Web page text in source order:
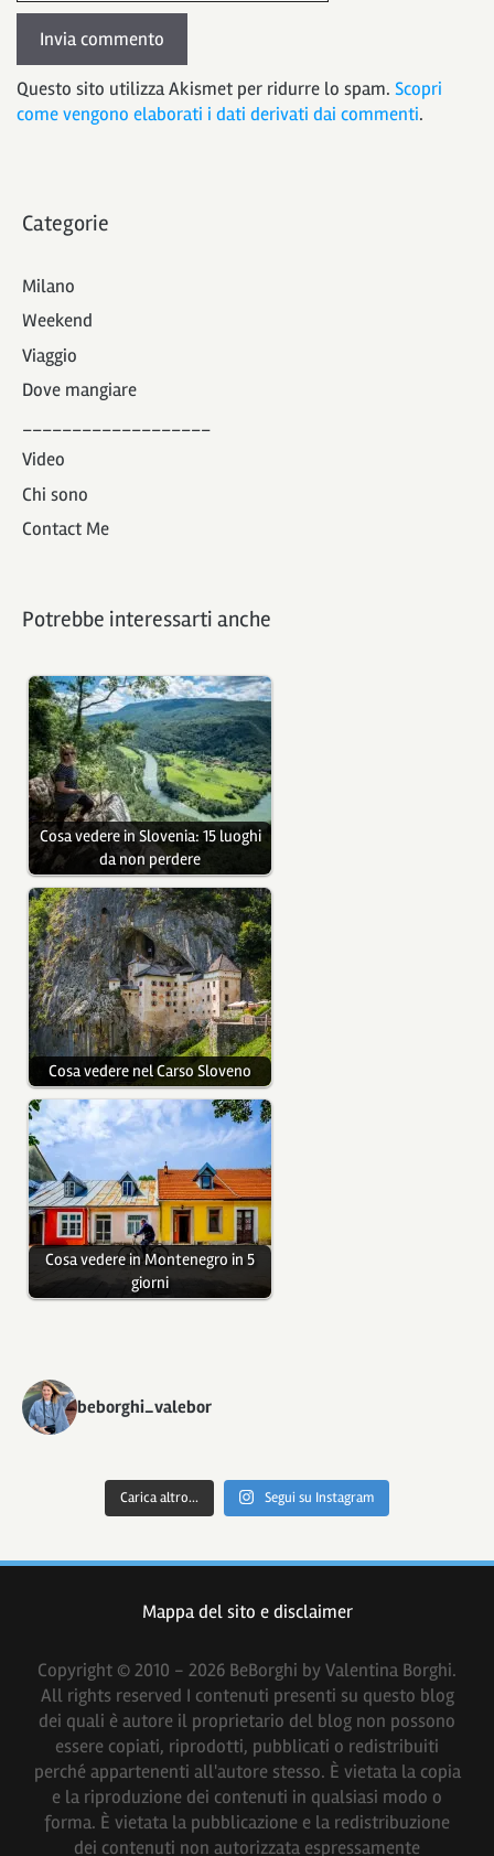
Questo sito utilizza Akismet per ridurre lo spam. Scopri
come vengono elaborati i dati derivati dai commenti.
Categorie
Milano
Weekend
Viaggio
Dove mangiare
___________________
Video
Chi sono
Contact Me
Potrebbe interessarti anche
Cosa vedere in Slovenia: 15 luoghi
da non perdere
Cosa vedere nel Carso Sloveno
Cosa vedere in Montenegro in 5
giorni
beborghi_valebor
Carica altro... Segui su Instagram
Mappa del sito e disclaimer
Copyright © 2010 - 2026 BeBorghi by Valentina Borghi.
All rights reserved I contenuti presenti su questo blog
dei quali è autore il proprietario del blog non possono
essere copiati, riprodotti, pubblicati o redistribuiti
perché appartenenti all'autore stesso. È vietata la copia
e la riproduzione dei contenuti in qualsiasi modo o
forma. È vietata la pubblicazione e la redistribuzione
dei contenuti non autorizzata espressamente